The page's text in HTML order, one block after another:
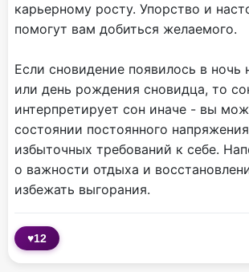
карьерному росту. Упорство и
помогут вам добиться желаемого.
Если сновидение появилось в ночь
или день рождения сновидца, то
интерпретирует сон иначе - вы
состоянии постоянного
избыточных требований к себе.
о важности отдыха и
избежать выгорания.
♥12